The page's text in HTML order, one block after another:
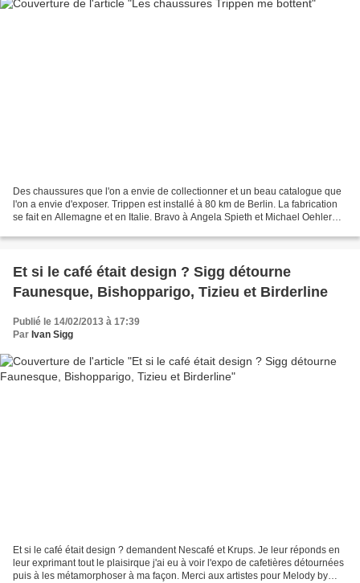
Des chaussures que l'on a envie de collectionner et un beau catalogue que
l'on a envie d'exposer. Trippen est installé à 80 km de Berlin. La fabrication
se fait en Allemagne et en Italie. Bravo à Angela Spieth et Michael Oehler
Et si le café était design ? Sigg détourne
Faunesque, Bishopparigo, Tizieu et Birderline
Publié le 14/02/2013 à 17:39
Par Ivan Sigg
Et si le café était design ? demandent Nescafé et Krups. Je leur réponds en
leur exprimant tout le plaisirque j'ai eu à voir l'expo de cafetières détournées
puis à les métamorphoser à ma façon. Merci aux artistes pour Melody by